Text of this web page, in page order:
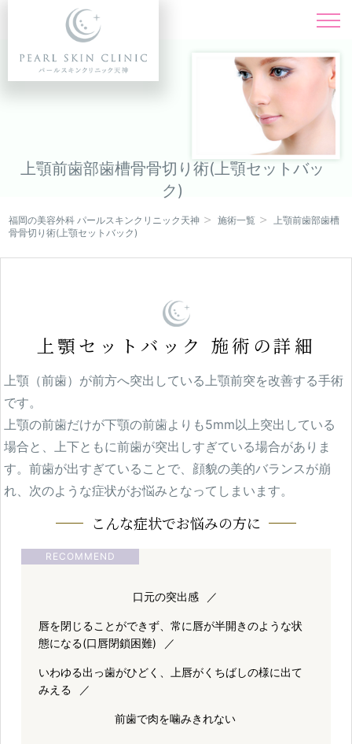
Doctor
症例写真
オンライン診療
ブログ
ENGLISH
Clinic
Online Shop
上顎前歯部歯槽骨骨切り術(上顎セットバッ
ク)
福岡の美容外科 パールスキンクリニック天神 施術一覧
上顎前歯部歯槽
骨骨切り術(上顎セットバック)
上顎セットバック 施術の詳細
上顎（前歯）が前方へ突出している上顎前突を改善する手術
です。
上顎の前歯だけが下顎の前歯よりも5mm以上突出している
場合と、上下ともに前歯が突出しすぎている場合がありま
す。前歯が出すぎていることで、顔貌の美的バランスが崩
れ、次のような症状がお悩みとなってしまいます。
こんな症状でお悩みの方に
口元の突出感
唇を閉じることができず、常に唇が半開きのような状
態になる(口唇閉鎖困難)
いわゆる出っ歯がひどく、上唇がくちばしの様に出て
みえる
前歯で肉を噛みきれない